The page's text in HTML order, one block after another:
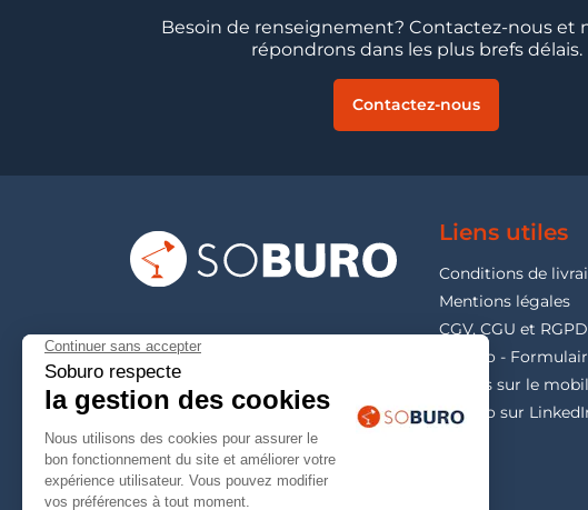
Besoin de renseignement? Contactez-nous et
répondrons dans les plus brefs délais.
Contactez-nous
Liens utiles
Conditions de
Mentions légales
CGV, CGU et
Soburo -
Guides sur le
Soburo sur